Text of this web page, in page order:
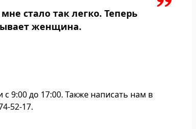
стало так легко. Теперь
женщина.
9:00 до 17:00. Также написать нам в
52-17.